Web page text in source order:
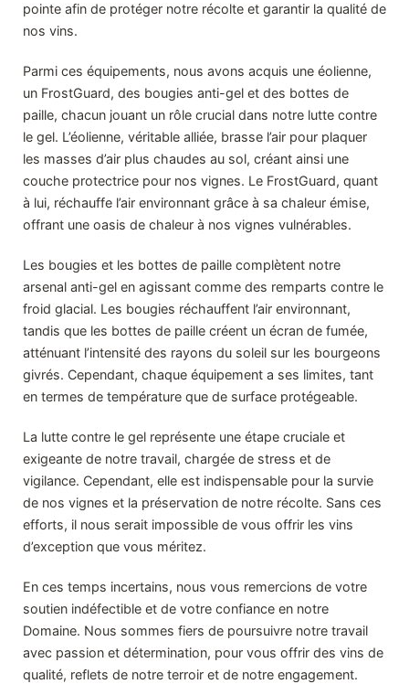
pointe afin de protéger notre récolte et garantir la qualité de
nos vins.
Parmi ces équipements, nous avons acquis une éolienne,
un FrostGuard, des bougies anti-gel et des bottes de
paille, chacun jouant un rôle crucial dans notre lutte contre
le gel. L’éolienne, véritable alliée, brasse l’air pour plaquer
les masses d’air plus chaudes au sol, créant ainsi une
couche protectrice pour nos vignes. Le FrostGuard, quant
à lui, réchauffe l’air environnant grâce à sa chaleur émise,
offrant une oasis de chaleur à nos vignes vulnérables.
Les bougies et les bottes de paille complètent notre
arsenal anti-gel en agissant comme des remparts contre le
froid glacial. Les bougies réchauffent l’air environnant,
tandis que les bottes de paille créent un écran de fumée,
atténuant l’intensité des rayons du soleil sur les bourgeons
givrés. Cependant, chaque équipement a ses limites, tant
en termes de température que de surface protégeable.
La lutte contre le gel représente une étape cruciale et
exigeante de notre travail, chargée de stress et de
vigilance. Cependant, elle est indispensable pour la survie
de nos vignes et la préservation de notre récolte. Sans ces
efforts, il nous serait impossible de vous offrir les vins
d’exception que vous méritez.
En ces temps incertains, nous vous remercions de votre
soutien indéfectible et de votre confiance en notre
Domaine. Nous sommes fiers de poursuivre notre travail
avec passion et détermination, pour vous offrir des vins de
qualité, reflets de notre terroir et de notre engagement.